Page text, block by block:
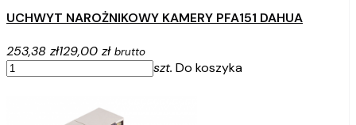
UCHWYT NAROŻNIKOWY KAMERY PFA151 DAHUA
253,38 zł129,00 zł brutto
szt. Do koszyka